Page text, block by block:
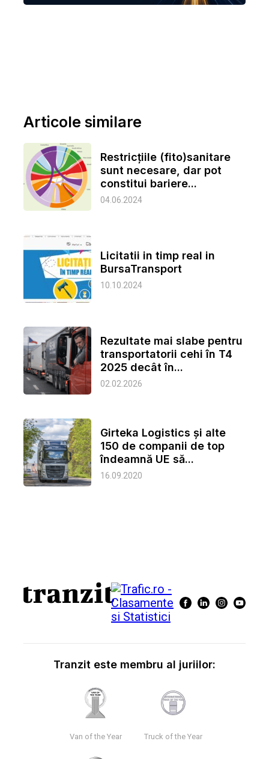
Articole similare
Restricțiile (fito)sanitare
sunt necesare, dar pot
constitui bariere...
04.06.2024
Licitatii in timp real in
BursaTransport
10.10.2024
Rezultate mai slabe pentru
transportatorii cehi în T4
2025 decât în...
02.02.2026
Girteka Logistics şi alte
150 de companii de top
îndeamnă UE să...
16.09.2020
Tranzit este membru al juriilor:
Van of the Year Truck of the Year